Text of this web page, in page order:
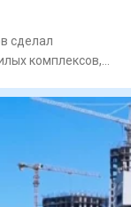
сделал
комплексов,